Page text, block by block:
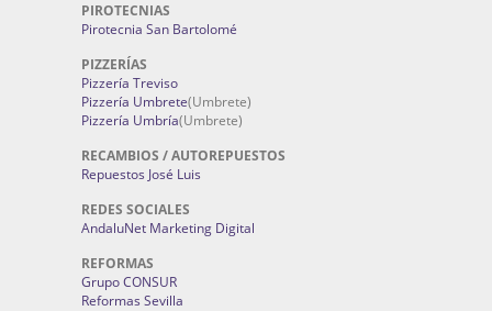
PIROTECNIAS
Pirotecnia San Bartolomé
PIZZERÍAS
Pizzería Treviso
Pizzería Umbrete(Umbrete)
Pizzería Umbría(Umbrete)
RECAMBIOS / AUTOREPUESTOS
Repuestos José Luis
REDES SOCIALES
AndaluNet Marketing Digital
REFORMAS
Grupo CONSUR
Reformas Sevilla